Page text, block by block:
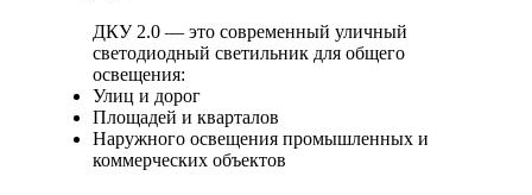
ДКУ 2.0 — это современный уличный
светодиодный светильник для общего
освещения:
Улиц и дорог
Площадей и кварталов
Наружного освещения промышленных и
коммерческих объектов